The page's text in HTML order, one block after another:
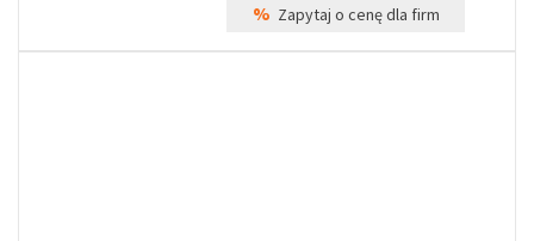
% Zapytaj o cenę dla firm